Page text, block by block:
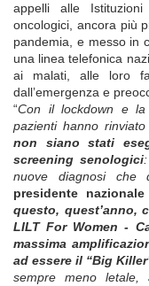
appelli alle
oncologici, ancora più
pandemia, e messo in
una linea telefonica
ai malati, alle loro
dall’emergenza e
“Con il lockdown e
pazienti hanno
non siano stati
screening senologici
nuove diagnosi che
presidente
questo, quest’anno,
LILT For Women -
massima
ad essere il “Big
sempre meno letale,